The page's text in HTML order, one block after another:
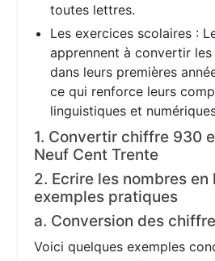
toutes lettres.
Les exercices scolaires :
apprennent à convertir
dans leurs premières
ce qui renforce leurs
linguistiques et
1. Convertir chiffre 930
Neuf Cent Trente
2. Ecrire les nombres
exemples pratiques
a. Conversion des
Voici quelques exemples